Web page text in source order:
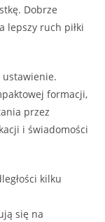
Dobrze
lepszy ruch piłki
formacji,
przez
i świadomości
kilku
się na